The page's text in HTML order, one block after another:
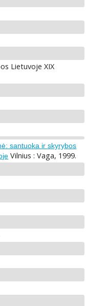
Lietuvoje XIX
santuoka ir skyrybos
Vilnius : Vaga, 1999.